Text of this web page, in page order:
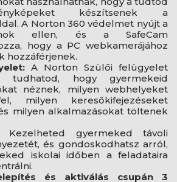
készítsenek a
A Norton 360 védelmet nyújt a
ellen, és a SafeCam
hogy a PC webkamerájához
hozzáférjenek.
A Norton Szülői felügyelet
tudhatod, hogy gyermekeid
néznek, milyen webhelyeket
milyen keresőkifejezéseket
milyen alkalmazásokat töltenek
gyermeked távoli
és gondoskodhatsz arról,
iskolai időben a feladataira
és aktiválás csupán 3